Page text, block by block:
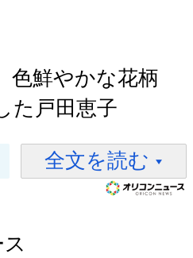
色鮮やかな花柄
た戸田恵子
全文を読む